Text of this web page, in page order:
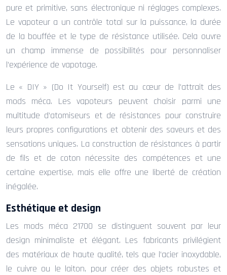
pure et primitive, sans électronique ni réglages complexes.
Le vapoteur a un contrôle total sur la puissance, la durée
de la bouffée et le type de résistance utilisée. Cela ouvre
un champ immense de possibilités pour personnaliser
l’expérience de vapotage.
Le « DIY » (Do It Yourself) est au cœur de l’attrait des
mods méca. Les vapoteurs peuvent choisir parmi une
multitude d’atomiseurs et de résistances pour construire
leurs propres configurations et obtenir des saveurs et des
sensations uniques. La construction de résistances à partir
de fils et de coton nécessite des compétences et une
certaine expertise, mais elle offre une liberté de création
inégalée.
Esthétique et design
Les mods méca 21700 se distinguent souvent par leur
design minimaliste et élégant. Les fabricants privilégient
des matériaux de haute qualité, tels que l’acier inoxydable,
le cuivre ou le laiton, pour créer des objets robustes et